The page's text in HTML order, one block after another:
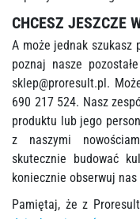
CHCESZ JESZCZE
A może jednak szukasz
poznaj nasze pozostałe
sklep@proresult.pl.
690 217 524. Nasz
produktu lub jego
z naszymi
skutecznie budować
koniecznie obserwuj nas
Pamiętaj, że z